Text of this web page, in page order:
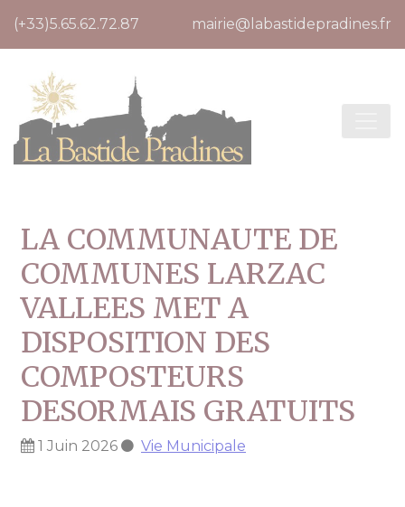
(+33)5.65.62.72.87 mairie@labastidepradines.fr
LA COMMUNAUTE DE
COMMUNES LARZAC
VALLEES MET A
DISPOSITION DES
COMPOSTEURS
DESORMAIS GRATUITS
1 Juin 2026 Vie Municipale